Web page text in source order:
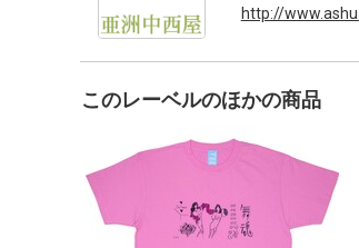
http://
このレーベルのほかの商品